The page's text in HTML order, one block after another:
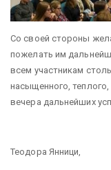
Со своей стороны
пожелать им
всем участникам
насыщенного,
вечера дальнейших
Теодора Янници,